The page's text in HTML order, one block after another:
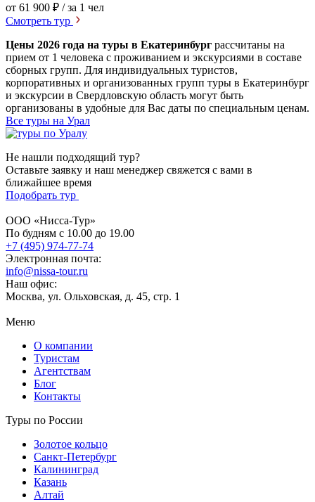
от 61 900 ₽ / за 1 чел
Смотреть тур
Цены 2026 года на туры в Екатеринбург рассчитаны на
прием от 1 человека с проживанием и экскурсиями в составе
сборных групп. Для индивидуальных туристов,
корпоративных и организованных групп туры в Екатеринбург
и экскурсии в Свердловскую область могут быть
организованы в удобные для Вас даты по специальным ценам.
Все туры на Урал
Не нашли подходящий тур?
Оставьте заявку и наш менеджер свяжется с вами в
ближайшее время
Подобрать тур
ООО «Нисса-Тур»
По будням с 10.00 до 19.00
+7 (495) 974-77-74
Электронная почта:
info@nissa-tour.ru
Наш офис:
Москва, ул. Ольховская, д. 45, стр. 1
Меню
О компании
Туристам
Агентствам
Блог
Контакты
Туры по России
Золотое кольцо
Санкт-Петербург
Калининград
Казань
Алтай